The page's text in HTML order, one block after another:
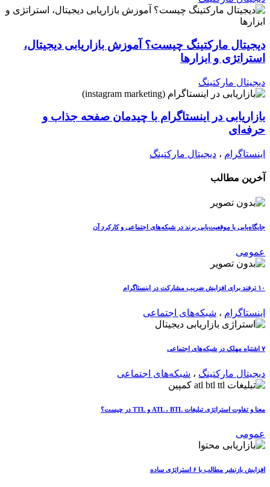
دیجیتال مارکتینگ چیست؟ آموزش بازاریابی دیجیتال،
استراتژی و ابزارها
دیجیتال مارکتینگ
بازاریابی در اینستاگرام با چیدمان صفحه جذاب و
حرفه‌ای
اینستاگرام ، دیجیتال مارکتینگ
آخرین مطالب
جایگاه‌یابی یا موقعیت‌یابی برند در شبکه‌های اجتماعی و کارکرد آن
عمومی
۱۰ ترفند برای افزایش ضریب مشارکت در اینستاگرام
اینستاگرام ، شبکه‌های اجتماعی
۷ اشتباه مهلک در شبکه‌های اجتماعی
دیجیتال مارکتینگ ، شبکه‌های اجتماعی
معنا و تفاوت استراتژی تبلیغات ATL ، BTL و TTL در چیست؟
عمومی
افزایش بازنشر مطالب با ۶ استراتژی ساده